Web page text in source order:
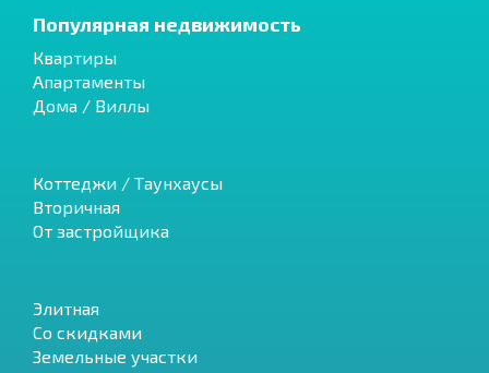
Популярная недвижимость
Квартиры
Апартаменты
Дома / Виллы
Коттеджи / Таунхаусы
Вторичная
От застройщика
Элитная
Со скидками
Земельные участки